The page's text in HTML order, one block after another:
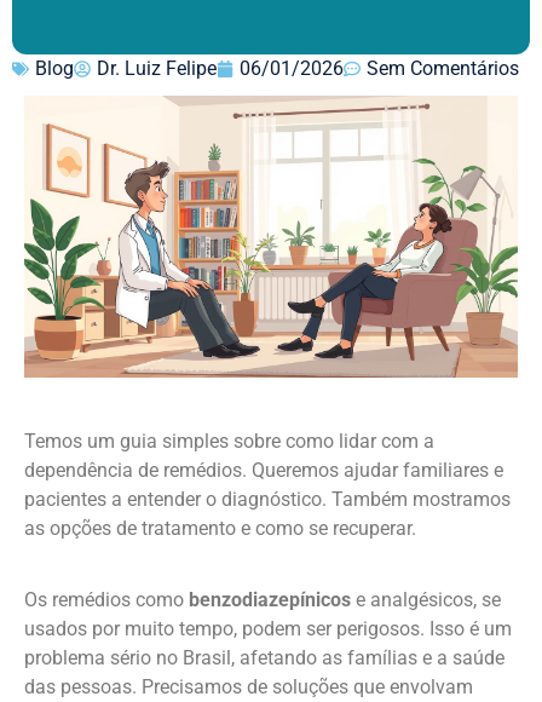
Blog Dr. Luiz Felipe 06/01/2026 Sem Comentários
Temos um guia simples sobre como lidar com a
dependência de remédios. Queremos ajudar familiares e
pacientes a entender o diagnóstico. Também mostramos
as opções de tratamento e como se recuperar.
Os remédios como benzodiazepínicos e analgésicos, se
usados por muito tempo, podem ser perigosos. Isso é um
problema sério no Brasil, afetando as famílias e a saúde
das pessoas. Precisamos de soluções que envolvam